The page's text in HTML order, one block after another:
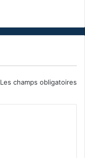
Les champs obligatoires